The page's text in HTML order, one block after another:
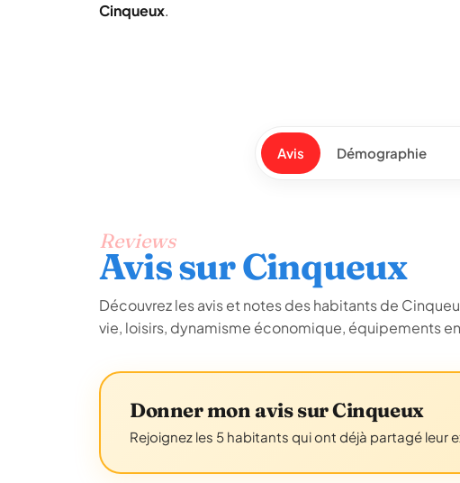
Cinqueux.
Avis Démographie
Reviews
Avis sur Cinqueux
Découvrez les avis et notes des habitants de
vie, loisirs, dynamisme économique, équipements
Donner mon avis sur Cinqueux
Rejoignez les 5 habitants qui ont déjà partagé leur